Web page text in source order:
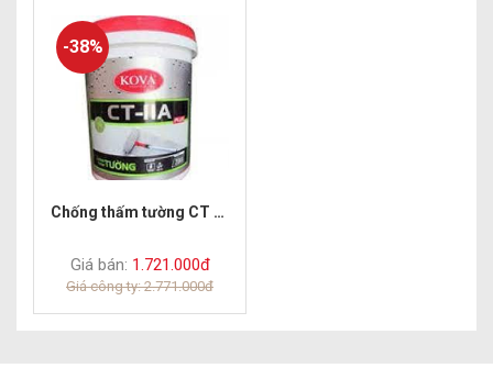
-38%
Chống thấm tường CT 11A
Giá bán: 1.721.000đ
Giá công ty: 2.771.000đ